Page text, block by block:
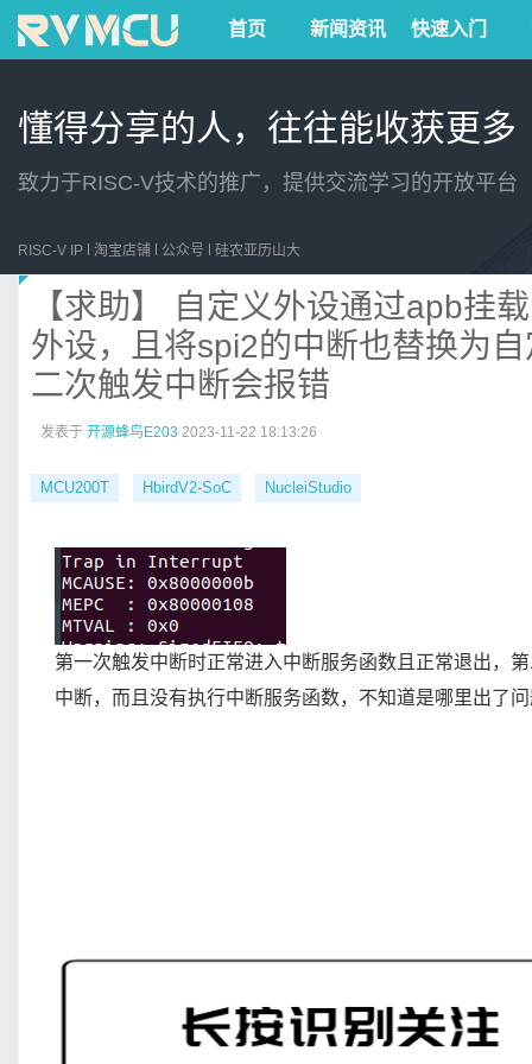
首页 新闻资讯 快速入门
懂得分享的人，往往能收获更多
致力于RISC-V技术的推广，提供交流学习的开放平台
RISC-V IP 淘宝店铺 公众号 硅农亚历山大
【求助】 自定义外设通过apb挂
外设，且将spi2的中断也替换为
二次触发中断会报错
发表于 开源蜂鸟E203 2023-11-22 18:13:26
MCU200T HbirdV2-SoC NucleiStudio
第一次触发中断时正常进入中断服务函数且正常退出，
中断，而且没有执行中断服务函数，不知道是哪里出了